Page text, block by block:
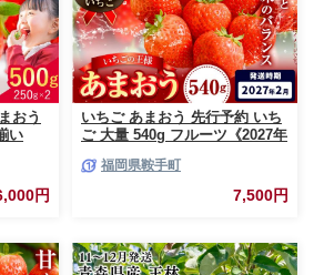
おう
い
名産
いち
域:離
円
いちご あまおう 先行予約 いち
ご 大量 540g フルーツ《2027年
だもの 果物 福岡県 鞍手町【配
福岡県鞍手町
7,500円